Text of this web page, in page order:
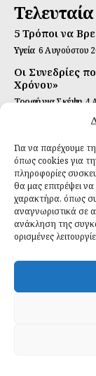
Για να παρέχουμε
όπως cookies για
πληροφορίες
θα μας επιτρέψει
χαρακτήρα, όπως
αναγνωριστικά σε
ανάκληση της
ορισμένες
5 Τρόποι να
Υγεία 6 Αυγούστου
Οι Συνεδρίες
Χρόνου»
Τροφή για Σκέψη 4
Αυτή Είναι η
Ιδανικές Τροφές
Έχω